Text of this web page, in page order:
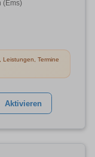
(Ems)
Termine
Aktivieren